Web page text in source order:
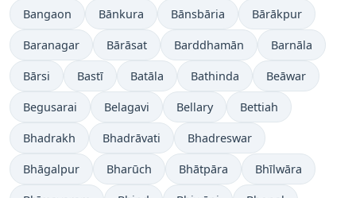
Bangaon Bānkura Bānsbāria Bārākpur
Baranagar Bārāsat Barddhamān Barnāla
Bārsi Bastī Batāla Bathinda Beāwar
Begusarai Belagavi Bellary Bettiah
Bhadrakh Bhadrāvati Bhadreswar
Bhāgalpur Bharūch Bhātpāra Bhīlwāra